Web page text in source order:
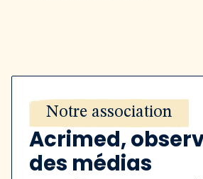
Notre association
Acrimed,
des médias